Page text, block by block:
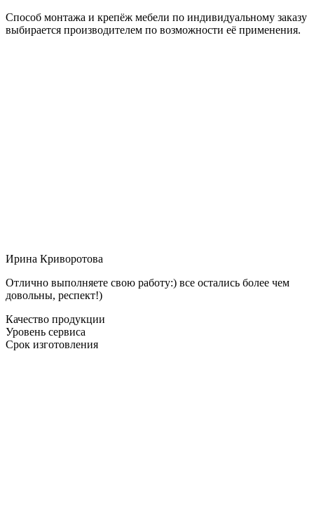
Способ монтажа и крепёж мебели по индивидуальному заказу
выбирается производителем по возможности её применения.
Ирина Криворотова
Отлично выполняете свою работу:) все остались более чем
довольны, респект!)
Качество продукции
Уровень сервиса
Срок изготовления